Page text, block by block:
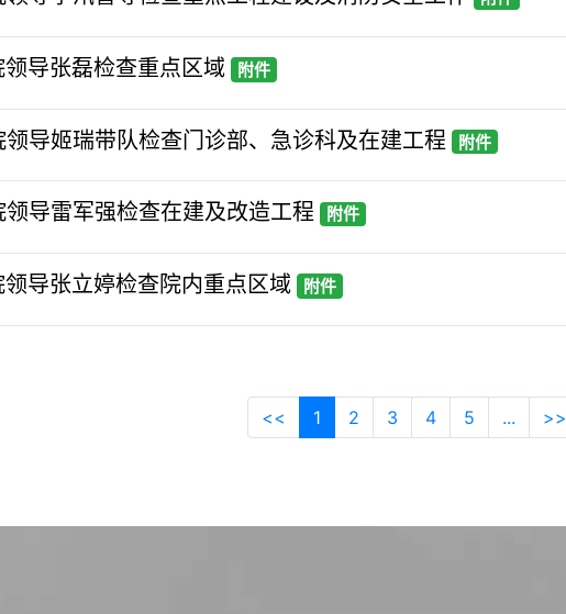
导张磊检查重点区域 附件
导姬瑞带队检查门诊部、急诊科及在建工程 附件
导雷军强检查在建及改造工程 附件
导张立婷检查院内重点区域 附件
<< 1 2 3 4 5 ... >>